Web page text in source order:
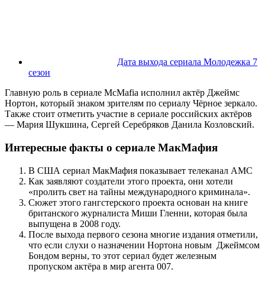
Дата выхода сериала Молодежка 7
сезон
Главную роль в сериале McMafia исполнил актёр Джеймс
Нортон, который знаком зрителям по сериалу Чёрное зеркало.
Также стоит отметить участие в сериале российских актёров
— Мария Шукшина, Сергей Серебряков Данила Козловский.
Интересные факты о сериале МакМафия
В США сериал МакМафия показывает телеканал AMC
Как заявляют создатели этого проекта, они хотели
«пролить свет на тайны международного криминала».
Сюжет этого гангстерского проекта основан на книге
британского журналиста Миши Гленни, которая была
выпущена в 2008 году.
После выхода первого сезона многие издания отметили,
что если слухи о назначении Нортона новым Джеймсом
Бондом верны, то этот сериал будет железным
пропуском актёра в мир агента 007.